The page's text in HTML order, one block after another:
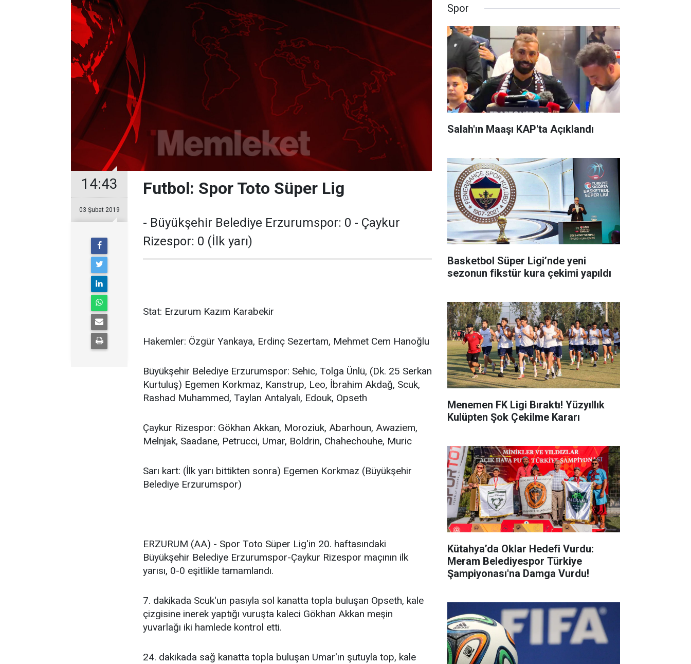
14:43
03 Şubat 2019
Futbol: Spor Toto Süper Lig
- Büyükşehir Belediye Erzurumspor: 0 - Çaykur
Rizespor: 0 (İlk yarı)
Stat: Erzurum Kazım Karabekir
Hakemler: Özgür Yankaya, Erdinç Sezertam, Mehmet Cem Hanoğlu
Büyükşehir Belediye Erzurumspor: Sehic, Tolga Ünlü, (Dk. 25 Serkan
Kurtuluş) Egemen Korkmaz, Kanstrup, Leo, İbrahim Akdağ, Scuk,
Rashad Muhammed, Taylan Antalyalı, Edouk, Opseth
Çaykur Rizespor: Gökhan Akkan, Moroziuk, Abarhoun, Awaziem,
Melnjak, Saadane, Petrucci, Umar, Boldrin, Chahechouhe, Muric
Sarı kart: (İlk yarı bittikten sonra) Egemen Korkmaz (Büyükşehir
Belediye Erzurumspor)
ERZURUM (AA) - Spor Toto Süper Lig'in 20. haftasındaki
Büyükşehir Belediye Erzurumspor-Çaykur Rizespor maçının ilk
yarısı, 0-0 eşitlikle tamamlandı.
7. dakikada Scuk'un pasıyla sol kanatta topla buluşan Opseth, kale
çizgisine inerek yaptığı vuruşta kaleci Gökhan Akkan meşin
yuvarlağı iki hamlede kontrol etti.
24. dakikada sağ kanatta topla buluşan Umar'ın şutuyla top, kale
Spor
Salah'ın Maaşı KAP'ta Açıklandı
Basketbol Süper Ligi’nde yeni
sezonun fikstür kura çekimi yapıldı
Menemen FK Ligi Bıraktı! Yüzyıllık
Kulüpten Şok Çekilme Kararı
Kütahya’da Oklar Hedefi Vurdu:
Meram Belediyespor Türkiye
Şampiyonası'na Damga Vurdu!